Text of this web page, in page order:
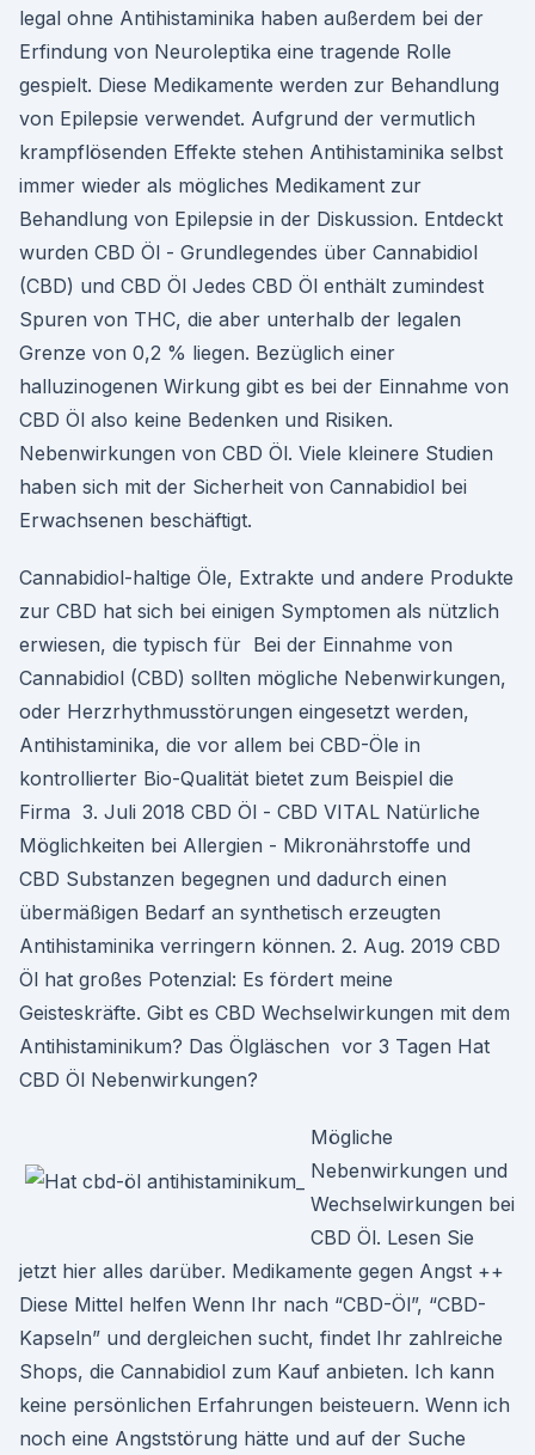
legal ohne Antihistaminika haben außerdem bei der
Erfindung von Neuroleptika eine tragende Rolle
gespielt. Diese Medikamente werden zur Behandlung
von Epilepsie verwendet. Aufgrund der vermutlich
krampflösenden Effekte stehen Antihistaminika selbst
immer wieder als mögliches Medikament zur
Behandlung von Epilepsie in der Diskussion. Entdeckt
wurden CBD Öl - Grundlegendes über Cannabidiol
(CBD) und CBD Öl Jedes CBD Öl enthält zumindest
Spuren von THC, die aber unterhalb der legalen
Grenze von 0,2 % liegen. Bezüglich einer
halluzinogenen Wirkung gibt es bei der Einnahme von
CBD Öl also keine Bedenken und Risiken.
Nebenwirkungen von CBD Öl. Viele kleinere Studien
haben sich mit der Sicherheit von Cannabidiol bei
Erwachsenen beschäftigt.
Cannabidiol-haltige Öle, Extrakte und andere Produkte
zur CBD hat sich bei einigen Symptomen als nützlich
erwiesen, die typisch für Bei der Einnahme von
Cannabidiol (CBD) sollten mögliche Nebenwirkungen,
oder Herzrhythmusstörungen eingesetzt werden,
Antihistaminika, die vor allem bei CBD-Öle in
kontrollierter Bio-Qualität bietet zum Beispiel die
Firma 3. Juli 2018 CBD Öl - CBD VITAL Natürliche
Möglichkeiten bei Allergien - Mikronährstoffe und
CBD Substanzen begegnen und dadurch einen
übermäßigen Bedarf an synthetisch erzeugten
Antihistaminika verringern können. 2. Aug. 2019 CBD
Öl hat großes Potenzial: Es fördert meine
Geisteskräfte. Gibt es CBD Wechselwirkungen mit dem
Antihistaminikum? Das Ölgläschen vor 3 Tagen Hat
CBD Öl Nebenwirkungen?
Mögliche
Nebenwirkungen und
Wechselwirkungen bei
CBD Öl. Lesen Sie
jetzt hier alles darüber. Medikamente gegen Angst ++
Diese Mittel helfen Wenn Ihr nach “CBD-Öl”, “CBD-
Kapseln” und dergleichen sucht, findet Ihr zahlreiche
Shops, die Cannabidiol zum Kauf anbieten. Ich kann
keine persönlichen Erfahrungen beisteuern. Wenn ich
noch eine Angststörung hätte und auf der Suche